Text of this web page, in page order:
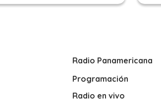
Radio Panamericana
Programación
Radio en vivo